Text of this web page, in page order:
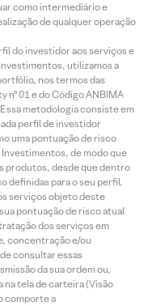
como intermediário e
de qualquer operação
do investidor aos serviços e
utilizamos a
nos termos das
nº 01 e do Código ANBIMA
metodologia consiste em
perfil de investidor
uma pontuação de risco
de modo que
produtos, desde que dentro
definidas para o seu perfil.
serviços objeto deste
pontuação de risco atual
dos serviços em
concentração e/ou
consultar essas
da sua ordem ou,
na tela de carteira (Visão
comporte a